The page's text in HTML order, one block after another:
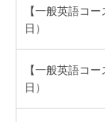
【一般英語コ
日）
【一般英語コ
日）